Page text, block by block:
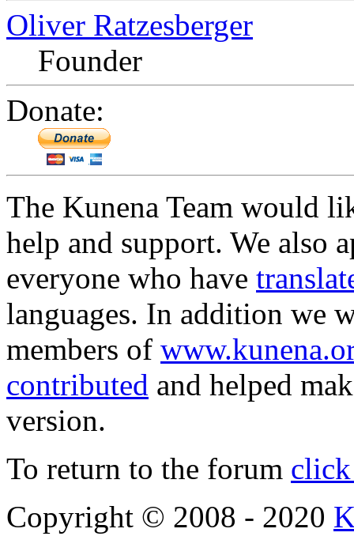
Oliver Ratzesberger
Founder
Donate:
The Kunena Team would
help and support. We also
everyone who have
languages. In addition we
members of
contributed and helped
version.
To return to the forum
Copyright © 2008 - 2020